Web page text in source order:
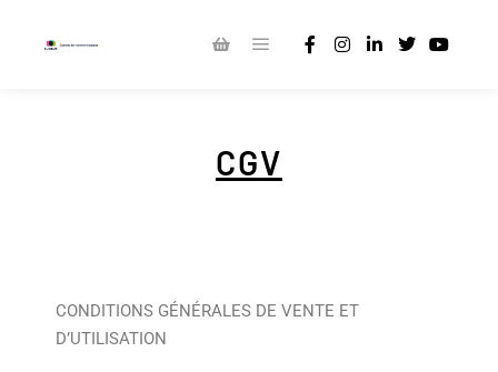
CGV
CONDITIONS GÉNÉRALES DE VENTE ET
D’UTILISATION